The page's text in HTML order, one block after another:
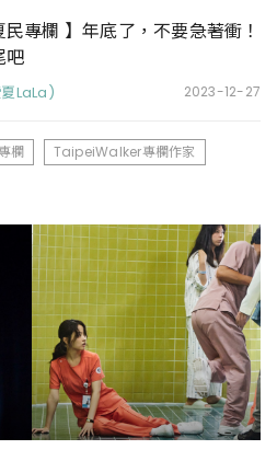
民專欄 】年底了，不要急著衝！
吧
LaLa) 2023-12-27
欄 TaipeiWalker專欄作家